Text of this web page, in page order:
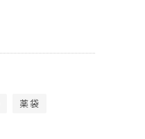
薬袋